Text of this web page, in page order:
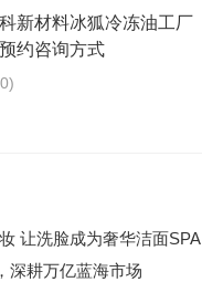
新材料冰狐冷冻油工厂
约咨询方式
让洗脸成为奢华洁面SPA
深耕万亿蓝海市场